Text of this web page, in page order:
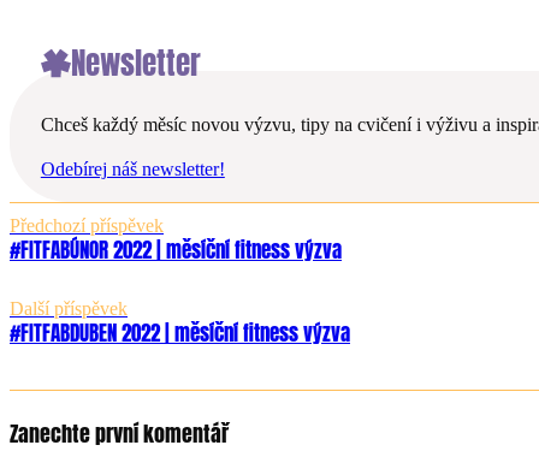
Newsletter
Chceš každý měsíc novou výzvu, tipy na cvičení i výživu a
Odebírej náš newsletter!
Předchozí příspěvek
#FITFABÚNOR 2022 | měsíční fitness výzva
Další příspěvek
#FITFABDUBEN 2022 | měsíční fitness výzva
Zanechte první komentář